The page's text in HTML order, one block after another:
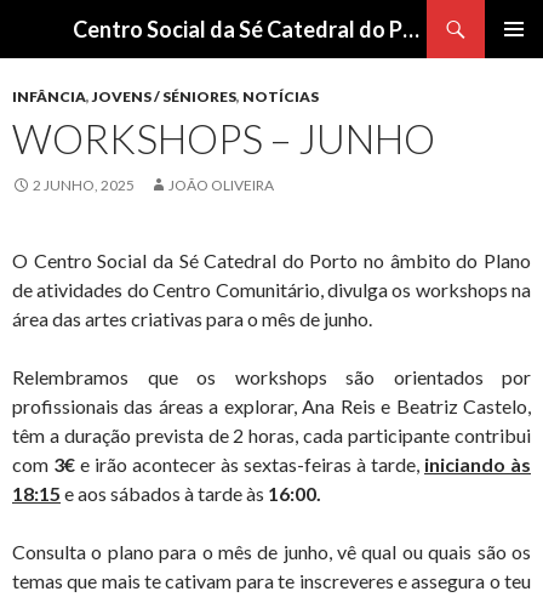
Centro Social da Sé Catedral do Porto
O
CONTEÚDO
INFÂNCIA,JOVENS / SÉNIORES, NOTÍCIAS
WORKSHOPS – JUNHO
2 JUNHO, 2025 JOÃO OLIVEIRA
O Centro Social da Sé Catedral do Porto no âmbito do Plano
de atividades do Centro Comunitário, divulga os workshops na
área das artes criativas para o mês de junho.
Relembramos que os workshops são orientados por
profissionais das áreas a explorar, Ana Reis e Beatriz Castelo,
têm a duração prevista de 2 horas, cada participante contribui
com 3€ e irão acontecer às sextas-feiras à tarde, iniciando às
18:15 e aos sábados à tarde às 16:00.
Consulta o plano para o mês de junho, vê qual ou quais são os
temas que mais te cativam para te inscreveres e assegura o teu